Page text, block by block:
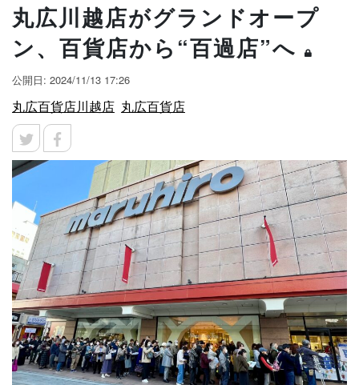
丸広川越店がグランドオープ
ン、百貨店から“百過店”へ
公開日: 2024/11/13 17:26
丸広百貨店川越店 丸広百貨店